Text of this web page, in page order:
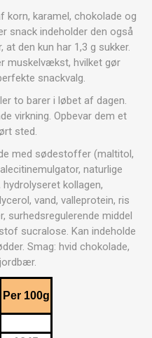
korn, karamel, chokolade og
snack indeholder den også
at den kun har 1,3 g sukker.
muskelvækst, hvilket gør
snackvalg.
to barer i løbet af dagen.
virkning. Opbevar dem et
sted.
med sødestoffer (maltitol,
naturlige
kollagen,
vand, valleprotein, ris
surhedsregulerende middel
sucralose. Kan indeholde
Smag: hvid chokolade,
Per 100g